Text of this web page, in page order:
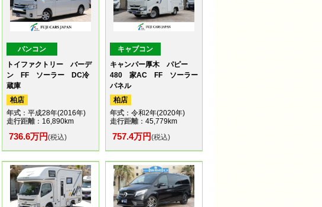
バンコン
トイファクトリー バーデ
ン FF ソーラー DC冷
蔵庫
柏店
年式：平成28年(2016年)
走行距離：16,890km
736.6万円(税込)
キャブコン
キャンパー厚木 パピー
480 家AC FF ソーラー
パネル
柏店
年式：令和2年(2020年)
走行距離：45,779km
757.4万円(税込)